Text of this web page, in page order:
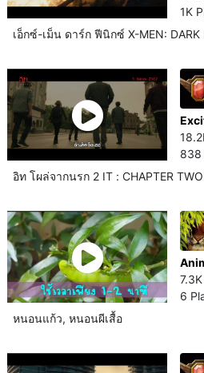
1K
เอ็กซ์-เม็น ดาร์ก ฟีนิกซ์ X-
838
อิท โผล่จากนรก 2 IT : CHAPTER
6
หนอนแก้ว, หนอนผีเสื้อ